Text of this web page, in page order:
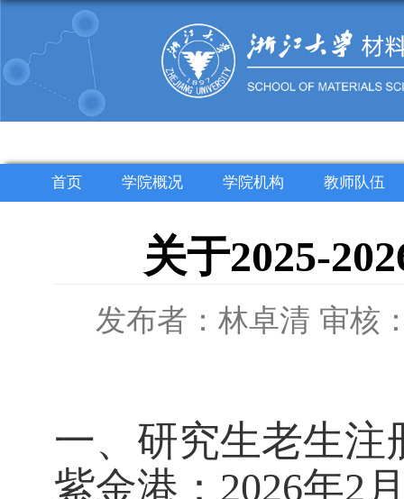
首页 学院概况 学院机构 教师队伍
关于2025-
发布者：林卓清 审核
一、研究生老生注
紫金港： 2026年2